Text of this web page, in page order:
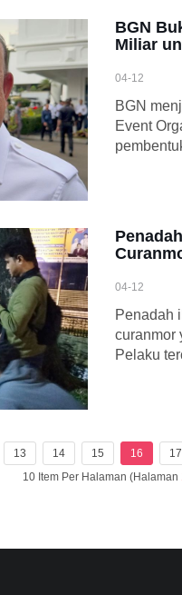
BGN
Miliar
04-12
BGN
Event
04-12
Penadah
curanmor
Pelaku
13 14 15 16 17
10 Item Per Halaman (Halaman